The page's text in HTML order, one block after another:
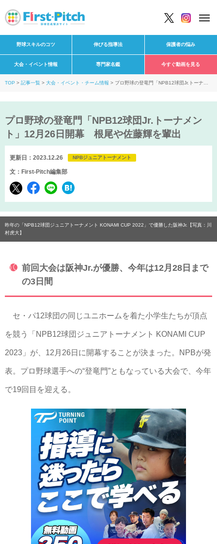
野球スキルのコツ 伸びる指導法 保護者の悩み
大会・イベント情報 専門家名鑑 今すぐ動画を見る
TOP 記事一覧 大会・イベント・チーム情報
プロ野球の登竜門「NPB12球団Jr.トーナメ
プロ野球の登竜門「NPB12球団Jr.トーナメン
ト」12月26日開幕 根尾や佐藤輝を輩出
更新日：2023.12.26 NPBジュニアトーナメント
文：First-Pitch編集部
昨年の「NPB12球団ジュニアトーナメント KONAMI CUP 2022」で優勝した阪神Jr.【写真：川
村虎大】
前回大会は阪神Jr.が優勝、今年は12月28日まで
の3日間
セ・パ12球団の同じユニホームを着た小学生たちが頂点
を競う「NPB12球団ジュニアトーナメント KONAMI CUP
2023」が、12月26日に開幕することが決まった。NPBが発
表。プロ野球選手への“登竜門”ともなっている大会で、今年
で19回目を迎える。